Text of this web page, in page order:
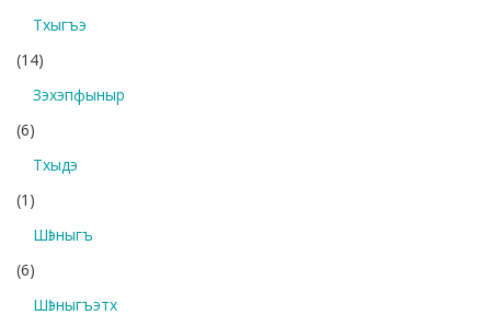
Тхыгъэ
(14)
Зэхэпфыныр
(6)
Тхыдэ
(1)
Шӏэныгъ
(6)
Шӏэныгъэтх